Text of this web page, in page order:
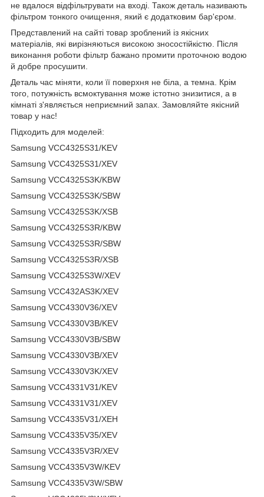
не вдалося відфільтрувати на вході. Також деталь називають
фільтром тонкого очищення, який є додатковим бар'єром.
Представлений на сайті товар зроблений із якісних
матеріалів, які вирізняються високою зносостійкістю. Після
виконання роботи фільтр бажано промити проточною водою
й добре просушити.
Деталь час міняти, коли її поверхня не біла, а темна. Крім
того, потужність всмоктування може істотно знизитися, а в
кімнаті з'являється неприємний запах. Замовляйте якісний
товар у нас!
Підходить для моделей:
Samsung VCC4325S31/KEV
Samsung VCC4325S31/XEV
Samsung VCC4325S3K/KBW
Samsung VCC4325S3K/SBW
Samsung VCC4325S3K/XSB
Samsung VCC4325S3R/KBW
Samsung VCC4325S3R/SBW
Samsung VCC4325S3R/XSB
Samsung VCC4325S3W/XEV
Samsung VCC432AS3K/XEV
Samsung VCC4330V36/XEV
Samsung VCC4330V3B/KEV
Samsung VCC4330V3B/SBW
Samsung VCC4330V3B/XEV
Samsung VCC4330V3K/XEV
Samsung VCC4331V31/KEV
Samsung VCC4331V31/XEV
Samsung VCC4335V31/XEH
Samsung VCC4335V35/XEV
Samsung VCC4335V3R/XEV
Samsung VCC4335V3W/KEV
Samsung VCC4335V3W/SBW